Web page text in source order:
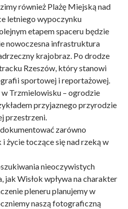
również Plażę Miejską nad
letniego wypoczynku
etapem spaceru będzie
nowoczesna infrastruktura
krajobraz. Po drodze
Rzeszów, który stanowi
sportowej i reportażowej.
Trzmielowisku – ogrodzie
przyjaznego przyrodzie
przestrzeni.
zarówno
życie toczące się nad rzeką w
nieoczywistych
Wisłok wpływa na charakter
pleneru planujemy w
naszą fotograficzną